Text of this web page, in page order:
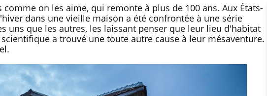
on les aime, qui remonte à plus de 100 ans. Aux États-
dans une vieille maison a été confrontée à une série
uns que les autres, les laissant penser que leur lieu d'habitat
a trouvé une toute autre cause à leur mésaventure.